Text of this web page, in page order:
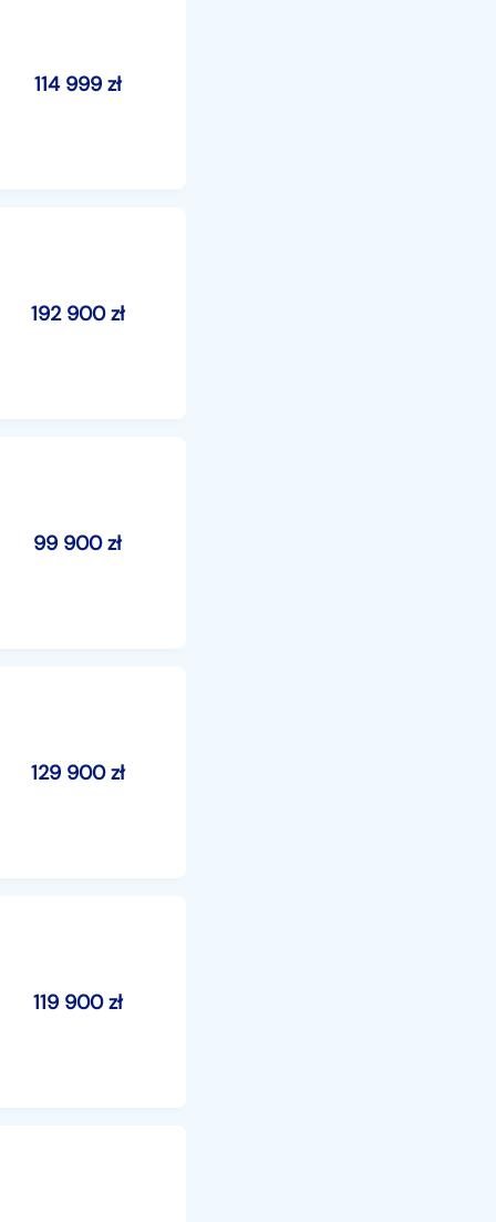
114 999zł
192 900zł
99 900zł
129 900zł
119 900zł